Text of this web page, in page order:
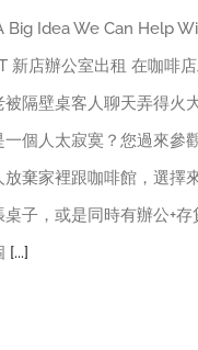
Big Idea We Can Help
新店辦公室出租 在咖啡
隔壁桌客人聊天弄得火
一個人太寂寞？您過來參
棄家裡跟咖啡館，選擇
子，或是同時有辦公+存
[...]